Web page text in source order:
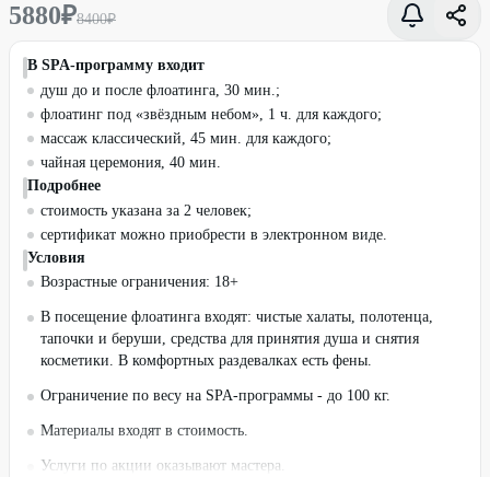
5880₽8400₽
В SPA-программу входит
душ до и после флоатинга, 30 мин.;
флоатинг под «звёздным небом», 1 ч. для каждого;
массаж классический, 45 мин. для каждого;
чайная церемония, 40 мин.
Подробнее
стоимость указана за 2 человек;
сертификат можно приобрести в электронном виде.
Условия
Возрастные ограничения: 18+
В посещение флоатинга входят: чистые халаты, полотенца,
тапочки и беруши, средства для принятия душа и снятия
косметики. В комфортных раздевалках есть фены.
Ограничение по весу на SPA-программы - до 100 кг.
Материалы входят в стоимость.
Услуги по акции оказывают мастера.